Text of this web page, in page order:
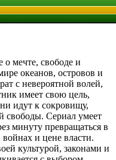
мечте, свободе и
океанов, островов и
с невероятной волей,
имеет свою цель,
идут к сокровищу,
свободы. Сериал умеет
минуту превращаться в
войнах и цене власти.
культурой, законами и